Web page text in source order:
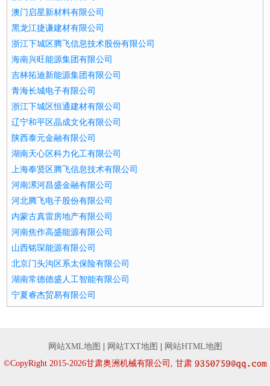
澳门启星新材料有限公司
黑龙江捷谦建材有限公司
浙江下城区腾飞信息技术股份有限公司
海南兴旺能源集团有限公司
吉林拓迪新能源集团有限公司
青海长城电子有限公司
浙江下城区恒通建材有限公司
辽宁和平区晶成文化有限公司
陕西泰元金融有限公司
湖南天心区科力化工有限公司
上海奉贤区腾飞信息技术有限公司
河南漯河昌盛金融有限公司
河北腾飞电子股份有限公司
内蒙古真雷房地产有限公司
河南焦作高盛能源有限公司
山西铭琛能源有限公司
北京门头沟区系太保险有限公司
湖南常德德盛人工智能有限公司
宁夏睿杰贸易有限公司
网站XML地图 网站TXT地图
网站HTML地图
©CopyRight 2015-2026甘肃奥洲机械有限公司, 甘肃